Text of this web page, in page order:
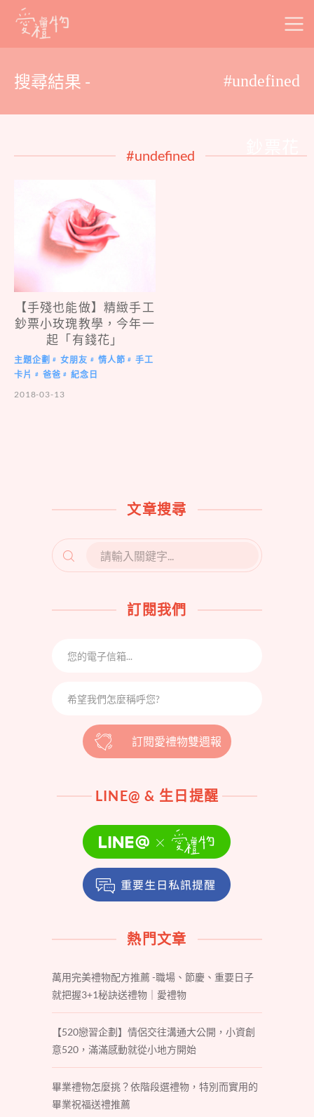
Skip
搜尋結果 - #undefined
#undefined
【手殘也能做】精緻手工
鈔票小玫瑰教學，今年一
起「有錢花」
主題企劃 # 女朋友 # 情人節 #
手工
卡片
# 爸爸 #
紀念日
2018-03-13
文章搜尋
SEARCH
FOR:
訂閱我們
訂閱愛禮物雙週報
LINE@ & 生日提醒
熱門文章
萬用完美禮物配方推薦 -職場、節慶、重要日子
就把握3+1秘訣送禮物｜愛禮物
【520戀習企劃】情侶交往溝通大公開，小資創
意520，滿滿感動就從小地方開始
畢業禮物怎麼挑？依階段選禮物，特別而實用的
畢業祝福送禮推薦